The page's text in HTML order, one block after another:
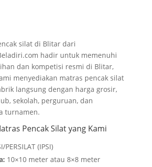
silat di Blitar dari
hadir untuk memenuhi
dan kompetisi resmi di Blitar,
menyediakan matras pencak silat
langsung dengan harga grosir,
sekolah, perguruan, dan
turnamen.
Pencak Silat yang Kami
PERSILAT (IPSI)
10×10 meter atau 8×8 meter